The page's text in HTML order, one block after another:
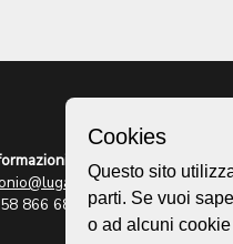
866 68 50
Cookies
Questo sito
parti. Se vuoi
o ad alcuni